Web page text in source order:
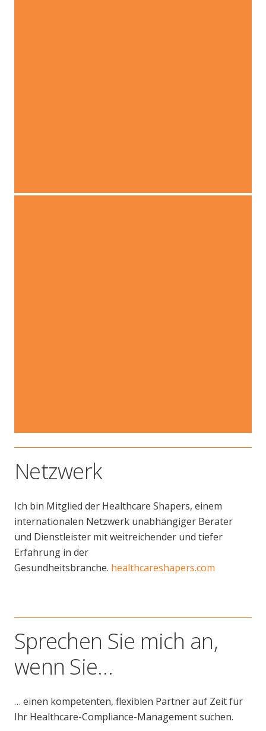
Netzwerk
Ich bin Mitglied der Healthcare Shapers, einem
internationalen Netzwerk unabhängiger Berater
und Dienstleister mit weitreichender und tiefer
Erfahrung in der
Gesundheitsbranche. healthcareshapers.com
Sprechen Sie mich an,
wenn Sie…
… einen kompetenten, flexiblen Partnerauf Zeitfür
Ihr Healthcare-Compliance-Management suchen.